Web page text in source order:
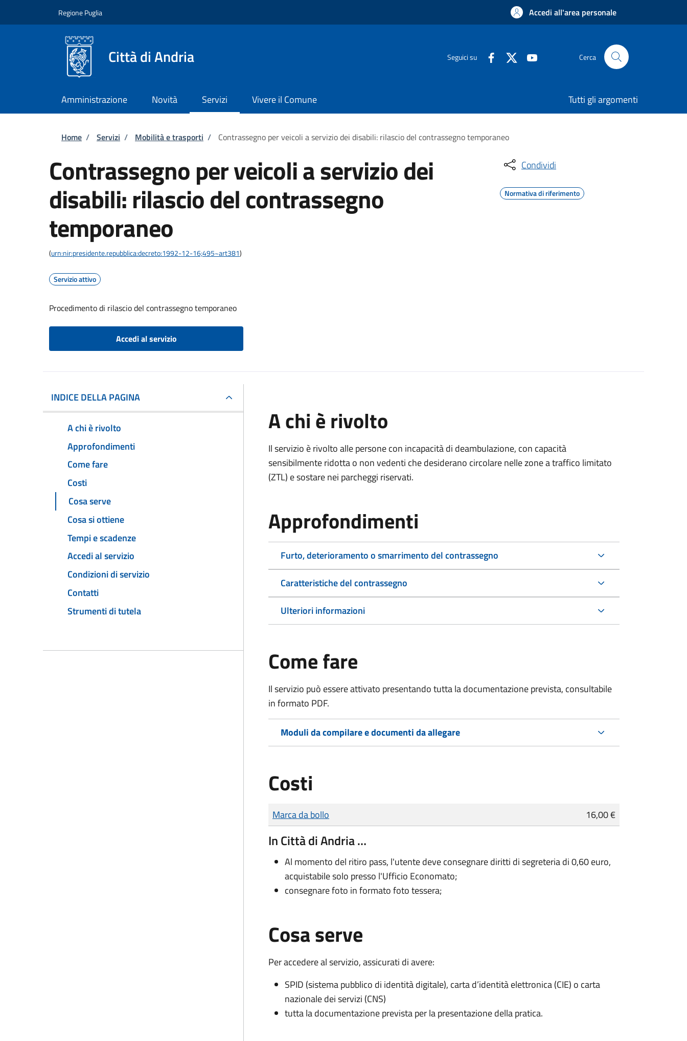
Regione Puglia Accedi all'area personale
Città di Andria Seguici su Cerca
Amministrazione Novità Servizi Vivere il Comune Tutti gli argomenti
Briciole di pane
Home / Servizi / Mobilità e trasporti / Contrassegno per veicoli a servizio dei disabili: rilascio del contrassegno temporaneo
Contrassegno per veicoli a servizio dei
disabili: rilascio del contrassegno
temporaneo
(urn:nir:presidente.repubblica:decreto:1992-12-16;495~art381)
Servizio attivo
Procedimento di rilascio del contrassegno temporaneo
Accedi al servizio
Condividi
Normativa di riferimento
INDICE DELLA PAGINA
A chi è rivolto
Approfondimenti
Come fare
Costi
Cosa serve
Cosa si ottiene
Tempi e scadenze
Accedi al servizio
Condizioni di servizio
Contatti
Strumenti di tutela
A chi è rivolto
Il servizio è rivolto alle persone con incapacità di deambulazione, con capacità
sensibilmente ridotta o non vedenti che desiderano circolare nelle zone a traffico limitato
(ZTL) e sostare nei parcheggi riservati.
Approfondimenti
Furto, deterioramento o smarrimento del contrassegno
Caratteristiche del contrassegno
Ulteriori informazioni
Come fare
Il servizio può essere attivato presentando tutta la documentazione prevista, consultabile
in formato PDF.
Moduli da compilare e documenti da allegare
Costi
Tipo di pagamento
Importo
Marca da bollo 16,00 €
In Città di Andria …
Al momento del ritiro pass, l'utente deve consegnare diritti di segreteria di 0,60 euro,
acquistabile solo presso l'Ufficio Economato;
consegnare foto in formato foto tessera;
Cosa serve
Per accedere al servizio, assicurati di avere:
SPID (sistema pubblico di identità digitale), carta d’identità elettronica (CIE) o carta
nazionale dei servizi (CNS)
tutta la documentazione prevista per la presentazione della pratica.